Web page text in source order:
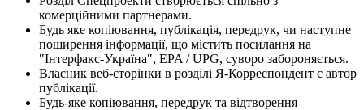
комерційними партнерами.
Будь яке копіювання, публікація, передрук, чи наступне
поширення інформації, що містить посилання на
"Інтерфакс-Україна", EPA / UPG, суворо забороняється.
Власник веб-сторінки в розділі Я-Корреспондент є автор
публікації.
Будь-яке копіювання, передрук та відтворення